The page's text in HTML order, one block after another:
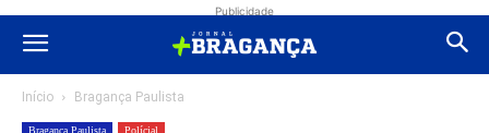
Publicidade
Início Bragança Paulista
Bragança Paulista Polícial